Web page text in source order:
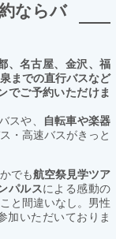
ならバ
、名古屋、金沢、福
までの直行バスなど
でご予約いただけま
スや、
自転車や楽器
・高速バスがきっと
でも航空祭見学ツア
パルスによる感動の
と間違いなし。男性
加いただいておりま